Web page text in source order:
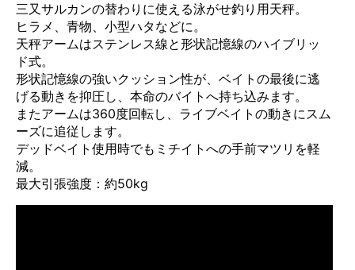
三又サルカンの替わりに使える泳がせ釣り用天秤。
ヒラメ、青物、小型ハタなどに。
天秤アームはステンレス線と形状記憶線のハイブリッ
ド式。
形状記憶線の強いクッション性が、ベイトの最後に逃
げる動きを抑圧し、本命のバイトへ持ち込みます。
またアームは360度回転し、ライブベイトの動きにスム
ーズに追従します。
デッドベイト使用時でもミチイトへの手前マツリを軽
減。
最大引張強度：約50kg